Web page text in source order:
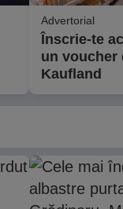
Advertorial
Înscrie-te
un voucher
Kaufland